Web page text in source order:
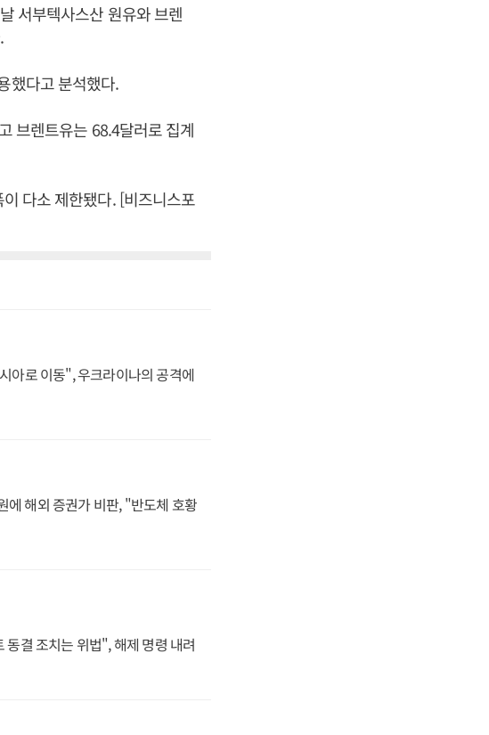
서부텍사스산 원유와 브렌
했다고 분석했다.
브렌트유는 68.4달러로 집계
다소 제한됐다. [비즈니스포
아로 이동", 우크라이나의 공격에
에 해외 증권가 비판, "반도체 호황
결 조치는 위법", 해제 명령 내려